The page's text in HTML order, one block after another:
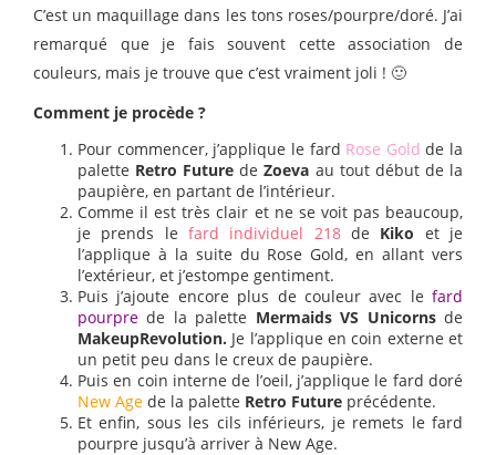
C’est un maquillage dans les tons roses/pourpre/doré. J’ai
remarqué que je fais souvent cette association de
couleurs, mais je trouve que c’est vraiment joli ! 🙂
Comment je procède ?
Pour commencer, j’applique le fard Rose Gold de la
palette Retro Future deZoeva au tout début de la
paupière, en partant de l’intérieur.
Comme il est très clair et ne se voit pas beaucoup,
je prends le fard individuel 218de Kiko et je
l’applique à la suite du Rose Gold, en allant vers
l’extérieur, et j’estompe gentiment.
Puis j’ajoute encore plus de couleur avec le fard
pourpre de la palette Mermaids VS Unicornsde
MakeupRevolution. Je l’applique en coin externe et
un petit peu dans le creux de paupière.
Puis en coin interne de l’oeil, j’applique le fard doré
New Age de la palette Retro Future précédente.
Et enfin, sous les cils inférieurs, je remets le fard
pourpre jusqu’à arriver à New Age.